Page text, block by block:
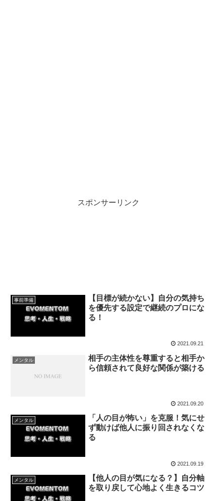
スポンサーリンク
事前準備
【目標が続かない】自分の気持ち
を優先する設定で継続のプロにな
る！
2021.09.21
メンタル
相手の主体性を尊重すると相手か
ら信頼されて良好な関係が築ける
2021.09.20
メンタル
「人の目が怖い」を克服！気にせ
ず動けば他人に振り回されなくな
る
2021.09.19
メンタル
【他人の目が気になる？】自分軸
を取り戻して心地よく生きるコツ